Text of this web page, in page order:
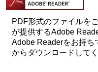
PDF形式のファイルを
が提供するAdobe
Adobe Readerをお持ち
からダウンロードして